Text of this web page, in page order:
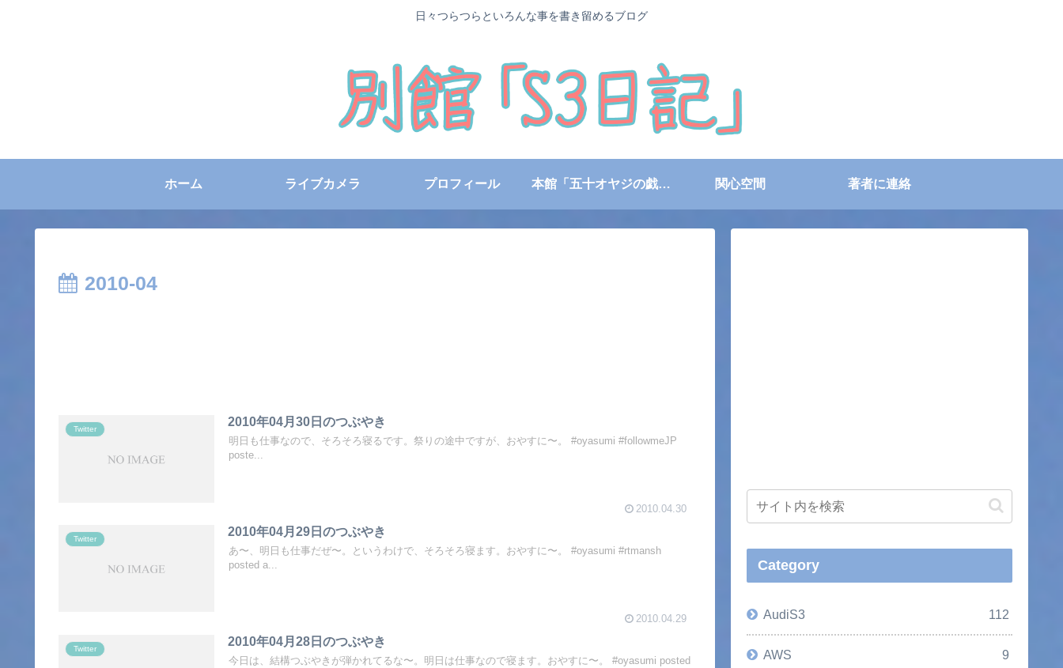
日々つらつらといろんな事を書き留めるブログ
ホーム ライブカメラ プロフィール 本館「五十オヤジの戯言日記」 関心空間 著者に連絡
2010-04
Twitter
2010年04月30日のつぶやき
明日も仕事なので、そろそろ寝るです。祭りの途中ですが、おやすに〜。 #oyasumi #followmeJP
poste...
2010.04.30
Twitter
2010年04月29日のつぶやき
あ〜、明日も仕事だぜ〜。というわけで、そろそろ寝ます。おやすに〜。 #oyasumi #rtmansh
posted a...
2010.04.29
Twitter
2010年04月28日のつぶやき
今日は、結構つぶやきが弾かれてるな〜。明日は仕事なので寝ます。おやすに〜。 #oyasumi posted
Category
AudiS3 112
AWS 9